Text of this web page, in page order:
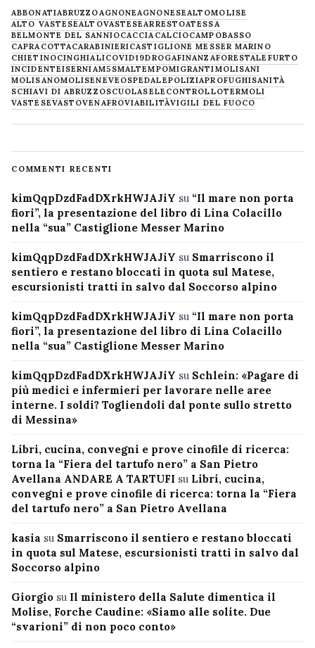
ABBONATIABRUZZOAGNONEAGNONESEALTOMOLISE
ALTO VASTESEALTOVASTESEARRESTOATESSA
BELMONTE DEL SANNIOCACCIACALCIOCAMPOBASSO
CAPRACOTTACARABINIERICASTIGLIONE MESSER MARINO
CHIETINOCINGHIALICOVID19DROGAFINANZAFORESTALE FURTO
INCIDENTEISERNIAM5SMALTEMPOMIGRANTIMOLISANI
MOLISANOMOLISENEVE OSPEDALEPOLIZIAPROFUGHISANITÀ
SCHIAVI DI ABRUZZOSCUOLASELECONTROLLOTERMOLI
VASTESEVASTOVENAFROVIABILITÀVIGILI DEL FUOCO
COMMENTI RECENTI
kimQqpDzdFadDXrkHWJAJiY su “Il mare non porta
fiori”, la presentazione del libro di Lina Colacillo
nella “sua” Castiglione Messer Marino
kimQqpDzdFadDXrkHWJAJiY su Smarriscono il
sentiero e restano bloccati in quota sul Matese,
escursionisti tratti in salvo dal Soccorso alpino
kimQqpDzdFadDXrkHWJAJiY su “Il mare non porta
fiori”, la presentazione del libro di Lina Colacillo
nella “sua” Castiglione Messer Marino
kimQqpDzdFadDXrkHWJAJiY su Schlein: «Pagare di
più medici e infermieri per lavorare nelle aree
interne. I soldi? Togliendoli dal ponte sullo stretto
di Messina»
Libri, cucina, convegni e prove cinofile di ricerca:
torna la “Fiera del tartufo nero” a San Pietro
Avellana ANDARE A TARTUFI su Libri, cucina,
convegni e prove cinofile di ricerca: torna la “Fiera
del tartufo nero” a San Pietro Avellana
kasia su Smarriscono il sentiero e restano bloccati
in quota sul Matese, escursionisti tratti in salvo dal
Soccorso alpino
Giorgio su Il ministero della Salute dimentica il
Molise, Forche Caudine: «Siamo alle solite. Due
“svarioni” di non poco conto»